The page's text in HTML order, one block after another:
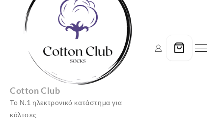
Cotton Club
Το Ν.1 ηλεκτρονικό κατάστημα για
κάλτσες